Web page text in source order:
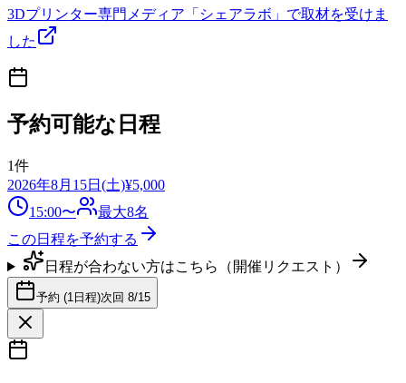
3Dプリンター専門メディア「シェアラボ」で取材を受けま
した
予約可能な日程
1件
2026年8月15日(土)¥5,000
15:00〜 最大8名
この日程を予約する
日程が合わない方はこちら（開催リクエスト）
予約 (1日程)次回 8/15